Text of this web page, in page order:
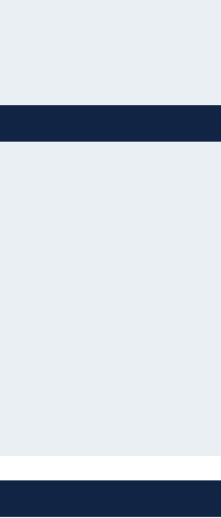
きさのイメージ
す。本当です。信じて